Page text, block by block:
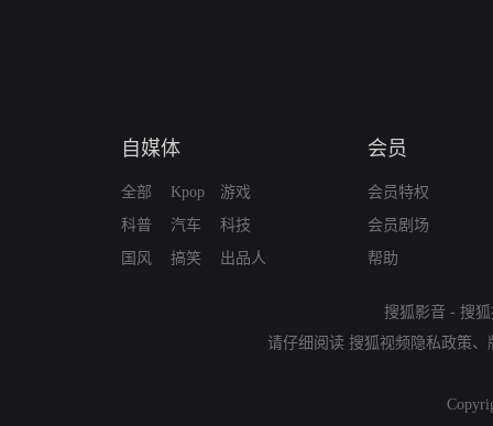
自媒体
全部
科普
国风
Kpop
汽车
搞笑
游戏
科技
出品人
会员
会员特权
会员剧场
帮助
搜狐影音 - 搜
请仔细阅读 搜狐视频隐私政策、